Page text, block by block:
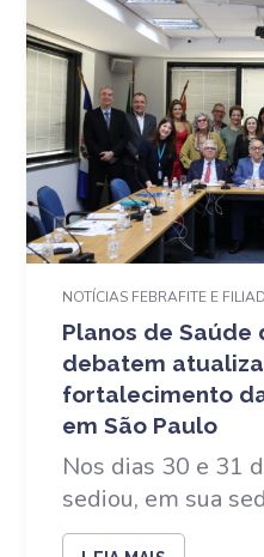
NOTÍCIAS FEBRAFITE E
Planos de Saúde
debatem
fortalecimento
em São Paulo
Nos dias 30 e 31
sediou, em sua